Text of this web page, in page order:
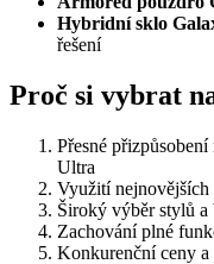
Hybridní sklo
řešení
Proč si vybrat
Přesné
Ultra
Využití
Široký výběr stylů a
Zachování plné
Konkurenční ceny a